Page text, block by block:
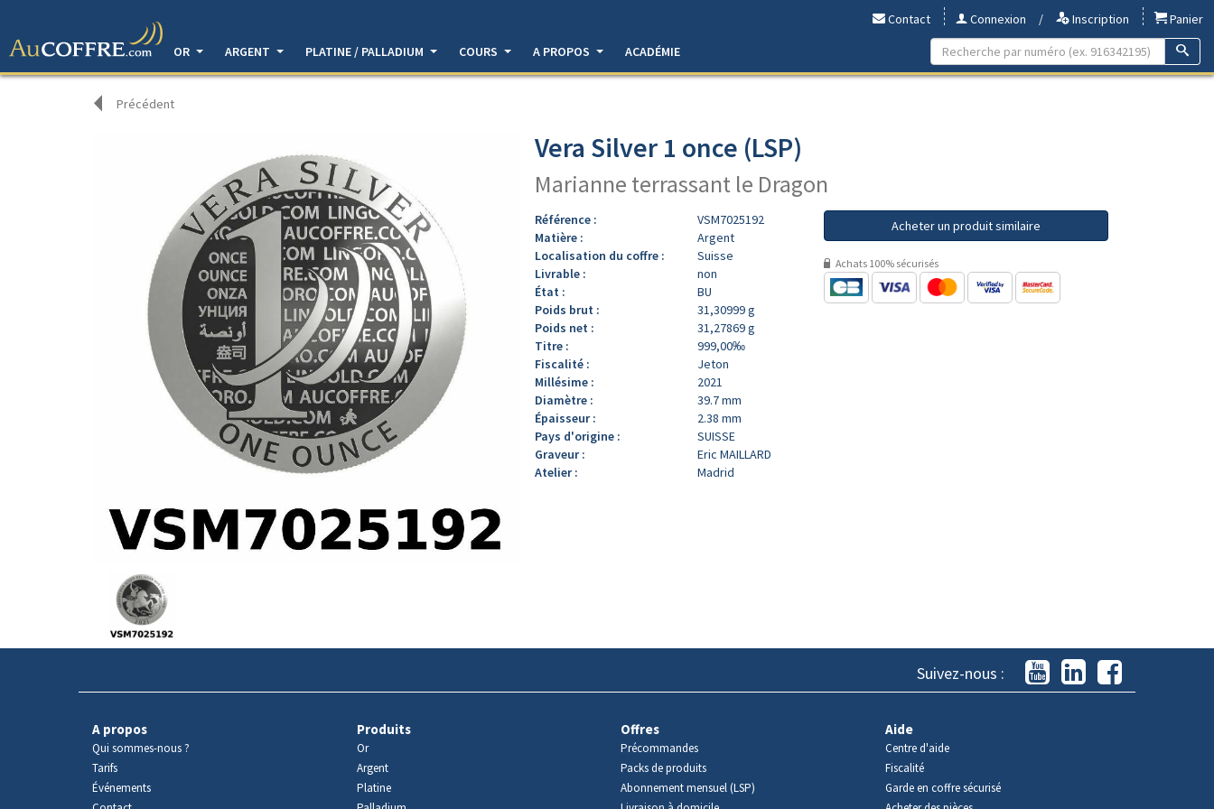
Contact Connexion / Inscription
Panier
OR
ARGENT PLATINE / PALLADIUM COURS A PROPOS ACADÉMIE
Précédent
produit
Vera Silver 1 once (LSP)
Marianne terrassant le Dragon
Référence :
VSM7025192
Matière :
Argent
Localisation du coffre :
Suisse
Livrable :
non
État :
BU
Poids brut :
31,30999 g
Poids net :
31,27869 g
Titre :
999,00‰
Fiscalité :
Jeton
Millésime :
2021
Diamètre :
39.7 mm
Épaisseur :
2.38 mm
Pays d'origine :
SUISSE
Graveur :
Eric MAILLARD
Atelier :
Madrid
Acheter un produit similaire
Achats 100% sécurisés
Suivez-nous :
A propos
Qui sommes-nous ?
Tarifs
Événements
Produits
Or
Argent
Platine
Offres
Précommandes
Packs de produits
Abonnement mensuel (LSP)
Aide
Centre d'aide
Fiscalité
Garde en coffre sécurisé